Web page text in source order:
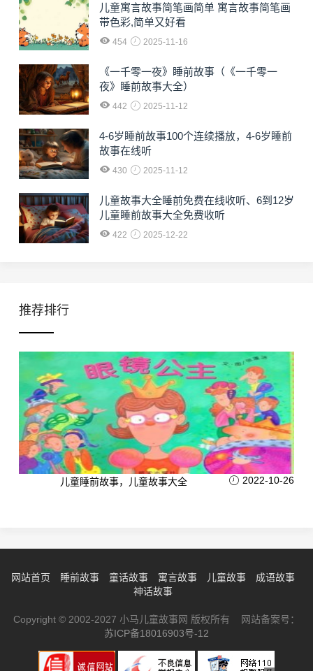
儿童寓言故事简笔画简单 寓言故事简笔画
带色彩,简单又好看
454 2025-11-16
《一千零一夜》睡前故事（《一千零一
夜》睡前故事大全）
442 2025-11-12
4-6岁睡前故事100个连续播放，4-6岁睡前
故事在线听
430 2025-11-12
儿童故事大全睡前免费在线收听、6到12岁
儿童睡前故事大全免费收听
422 2025-12-22
推荐排行
儿童睡前故事，儿童故事大全 2022-10-26
网站首页 睡前故事 童话故事 寓言故事 儿童故事
成语故事
神话故事
Copyright © 2002-2027 小马儿童故事网 版权所有 网站备案号：
苏ICP备18016903号-12